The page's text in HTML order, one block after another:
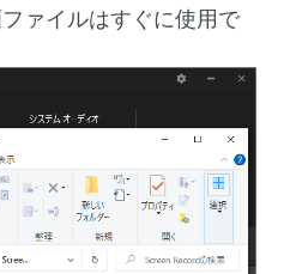
ァイルはすぐに使用で